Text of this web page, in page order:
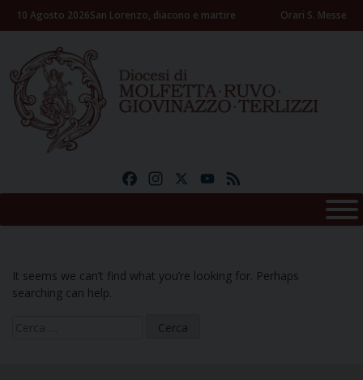
Skip10 Agosto 2026San Lorenzo, diacono e martire Orari S. Messe
FacebookInstagramYouTube
It seems we can’t find what you’re looking for. Perhaps
searching can help.